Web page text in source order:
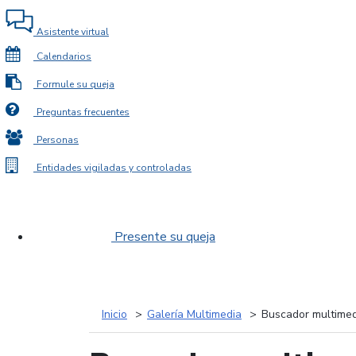
Asistente virtual
Calendarios
Formule su queja
Preguntas frecuentes
Personas
Entidades vigiladas y controladas
Presente su queja
Inicio Galería Multimedia Buscador